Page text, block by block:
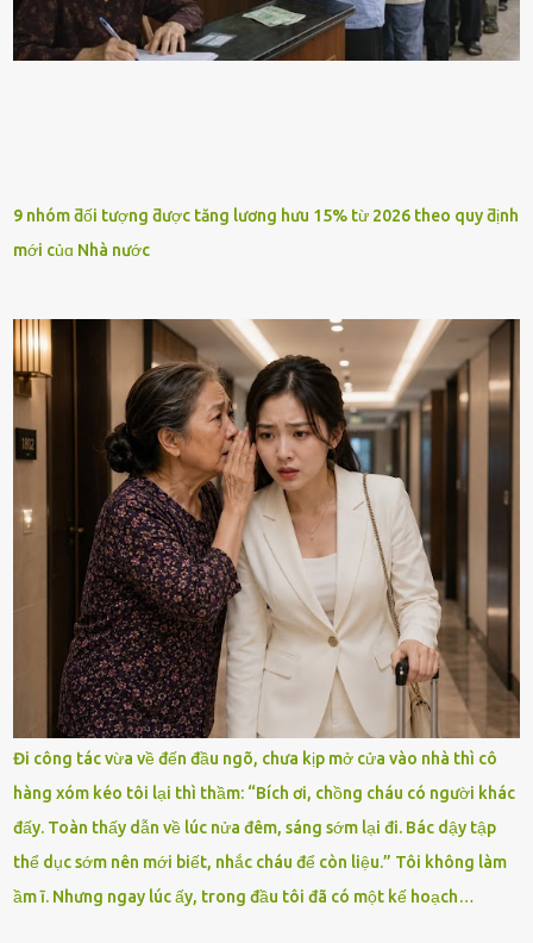
9 nhóm ƌối tượng ƌược tăng lương hưu 15% từ 2026 theo quy ƌịnh
mới củɑ Nhà nước
Đi công tác vừa về đến đầu ngõ, chưa kịp mở cửa vào nhà thì cô
hàng xóm kéo tôi lại thì thầm: “Bích ơi, chồng cháu có người khác
đấy. Toàn thấy dẫn về lúc nửa đêm, sáng sớm lại đi. Bác dậy tập
thể dục sớm nên mới biết, nhắc cháu để còn liệu.” Tôi không làm
ầm ĩ. Nhưng ngay lúc ấy, trong đầu tôi đã có một kế hoạch…